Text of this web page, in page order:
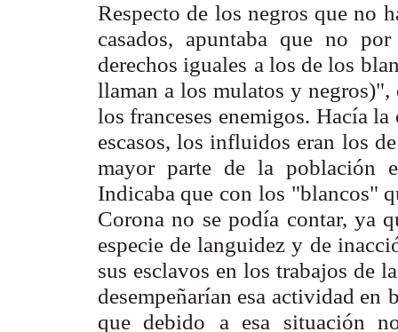
Respecto de los negros que no
casados, apuntaba que no por
derechos iguales a los de los
llaman a los mulatos y negros)",
los franceses enemigos. Hacía la
escasos, los influidos eran los
mayor parte de la población
Indicaba que con los "blancos"
Corona no se podía contar, ya
especie de languidez y de
sus esclavos en los trabajos de
desempeñarían esa actividad en
que debido
a esa situación